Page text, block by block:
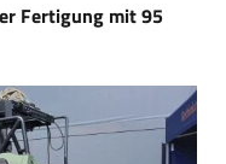
Fertigung mit 95